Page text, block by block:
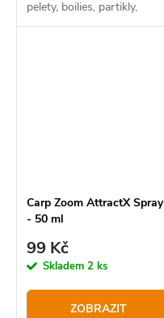
pelety, boilies, partikly,
měkké nástrahy, method
Carp Zoom AttractX Spray
- 50 ml
99 Kč
Skladem 2 ks
ZOBRAZIT